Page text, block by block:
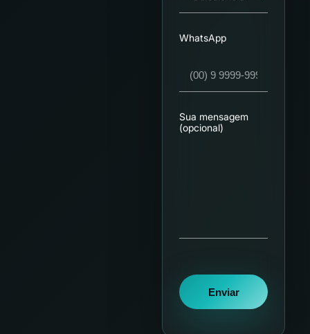
WhatsApp
Sua mensagem
(opcional)